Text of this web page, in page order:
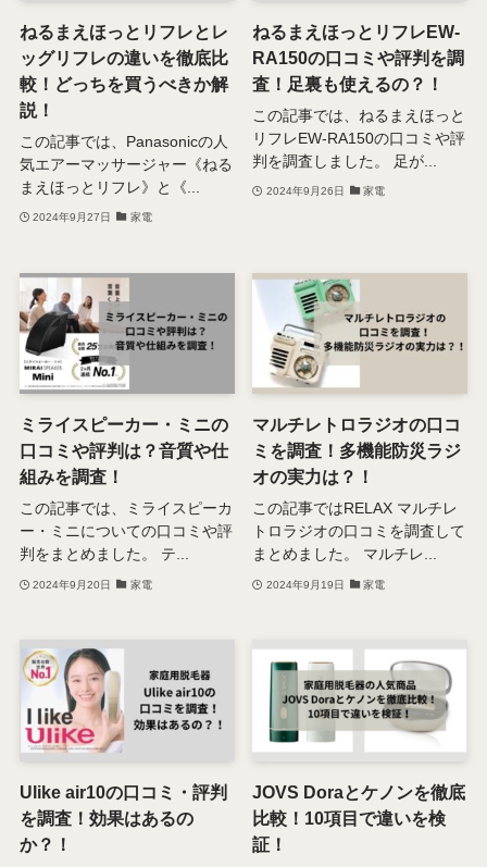
ねるまえほっとリフレとレ
ッグリフレの違いを徹底比
較！どっちを買うべきか解
説！
この記事では、Panasonicの人
気エアーマッサージャー《ねる
まえほっとリフレ》と《...
2024年9月27日 家電
ねるまえほっとリフレEW-
RA150の口コミや評判を調
査！足裏も使えるの？！
この記事では、ねるまえほっと
リフレEW-RA150の口コミや評
判を調査しました。 足が...
2024年9月26日 家電
ミライスピーカー・ミニの
口コミや評判は？音質や仕
組みを調査！
この記事では、ミライスピーカ
ー・ミニについての口コミや評
判をまとめました。 テ...
2024年9月20日 家電
マルチレトロラジオの口コ
ミを調査！多機能防災ラジ
オの実力は？！
この記事ではRELAX マルチレ
トロラジオの口コミを調査して
まとめました。 マルチレ...
2024年9月19日 家電
Ulike air10の口コミ・評判
を調査！効果はあるの
か？！
JOVS Doraとケノンを徹底
比較！10項目で違いを検
証！